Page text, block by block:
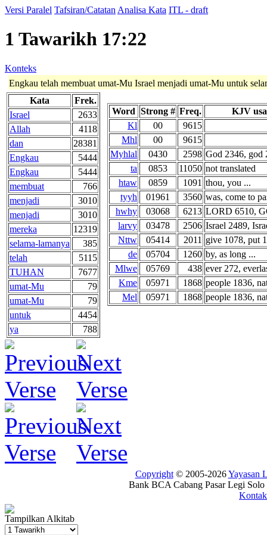
Versi Paralel Tafsiran/Catatan Analisa Kata ITL - draft
1 Tawarikh 17:22
Konteks
Engkau telah membuat umat-Mu Israel menjadi umat-Mu untuk
Kata
Frek.
Israel
2633
Allah
4118
dan
28381
Engkau
5444
Engkau
5444
membuat
766
menjadi
3010
menjadi
3010
mereka
12319
selama-lamanya
385
telah
5115
TUHAN
7677
umat-Mu
79
umat-Mu
79
untuk
4454
ya
788
Word Strong # Freq.
KJV
Kl
00
9615
Mhl
00
9615
Myhlal
0430 2598 God 2346, god
ta
0853 11050 not translated
htaw
0859 1091 thou, you ...
tyyh
01961 3560 was, come to
hwhy
03068 6213 LORD 6510,
larvy
03478 2506 Israel 2489,
Nttw
05414 2011 give 1078, put
de
05704 1260 by, as long ...
Mlwe
05769 438 ever 272,
Kme
05971 1868 people 1836,
Mel
05971 1868 people 1836,
Copyright© 2005-2026Yayasan
Bank BCA Cabang Pasar Legi
Kontak
Tampilkan Alkitab